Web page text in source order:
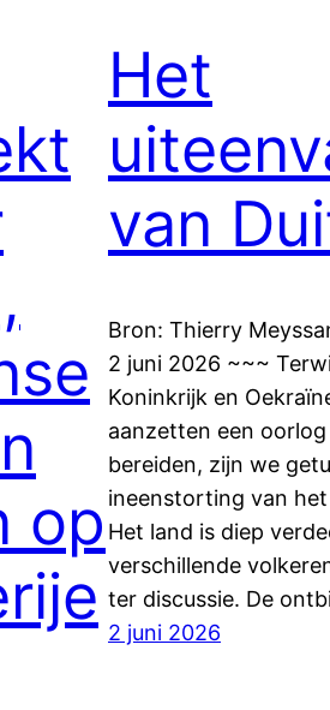
op
Het
van
Bron: Thierry
2 juni 2026 ~~~
Koninkrijk en
aanzetten een
bereiden, zijn we
ineenstorting van
Het land is diep
verschillende
ter discussie. De
2 juni 2026